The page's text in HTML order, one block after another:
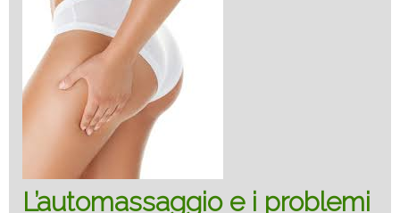
L’automassaggio e i problemi